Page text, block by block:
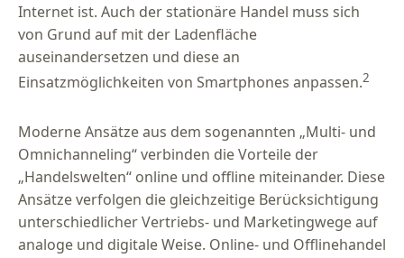
Internet ist. Auch der stationäre Handel muss sich
von Grund auf mit der Ladenfläche
auseinandersetzen und diese an
Einsatzmöglichkeiten von Smartphones anpassen.2
Moderne Ansätze aus dem sogenannten „Multi- und
Omnichanneling“ verbinden die Vorteile der
„Handelswelten“ online und offline miteinander. Diese
Ansätze verfolgen die gleichzeitige Berücksichtigung
unterschiedlicher Vertriebs- und Marketingwege auf
analoge und digitale Weise. Online- und Offlinehandel